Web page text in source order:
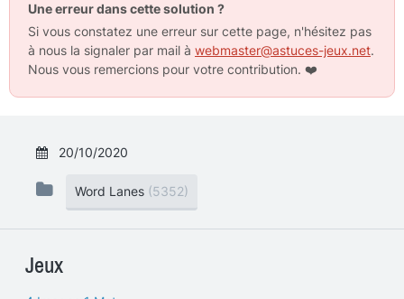
Une erreur dans cette solution ?
Si vous constatez une erreur sur cette page, n'hésitez pas
à nous la signaler par mail à webmaster@astuces-jeux.net.
Nous vous remercions pour votre contribution. ❤️
20/10/2020
Word Lanes (5352)
Jeux